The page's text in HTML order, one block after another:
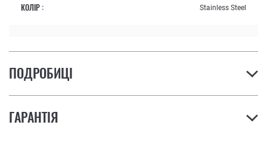
КОЛІР : Stainless Steel
ПОДРОБИЦІ
ГАРАНТІЯ